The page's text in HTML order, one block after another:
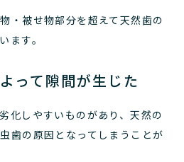
・被せ物部分を超えて天然歯の
ます。
って隙間が生じた
化しやすいものがあり、天然の
歯の原因となってしまうことが